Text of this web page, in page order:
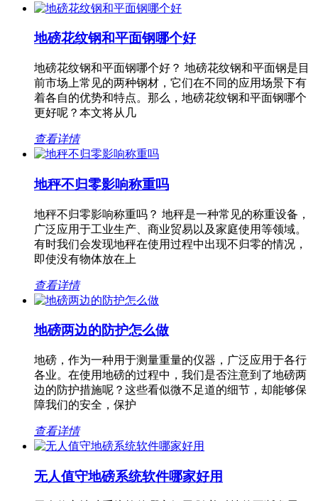
地磅花纹钢和平面钢哪个好
地磅花纹钢和平面钢哪个好？ 地磅花纹钢和平面钢是目
前市场上常见的两种钢材，它们在不同的应用场景下有
着各自的优势和特点。那么，地磅花纹钢和平面钢哪个
更好呢？本文将从几
查看详情
地秤不归零影响称重吗
地秤不归零影响称重吗？ 地秤是一种常见的称重设备，
广泛应用于工业生产、商业贸易以及家庭使用等领域。
有时我们会发现地秤在使用过程中出现不归零的情况，
即使没有物体放在上
查看详情
地磅两边的防护怎么做
地磅，作为一种用于测量重量的仪器，广泛应用于各行
各业。在使用地磅的过程中，我们是否注意到了地磅两
边的防护措施呢？这些看似微不足道的细节，却能够保
障我们的安全，保护
查看详情
无人值守地磅系统软件哪家好用